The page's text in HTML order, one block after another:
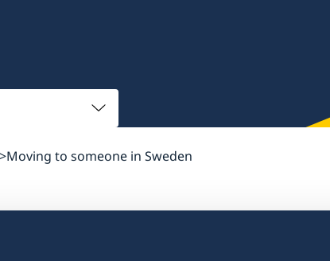
Moving to someone in Sweden
Moving to